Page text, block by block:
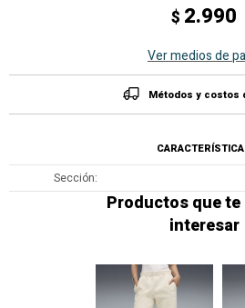
$ 2.990
Ver medios de
Métodos y costos
Sección
Productos que te
interesar